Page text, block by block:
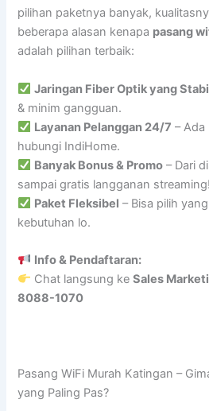
pilihan paketnya banyak,
beberapa alasan kenapa pasang
adalah pilihan terbaik:
Jaringan Fiber Optik yang
& minim gangguan.
Layanan Pelanggan 24/7 – Ada
hubungi IndiHome.
Banyak Bonus & Promo – Dari
sampai gratis langganan streaming!
Paket Fleksibel – Bisa pilih
kebutuhan lo.
Info & Pendaftaran:
Chat langsung keSales
8088-1070
Pasang WiFi Murah Katingan –
yang Paling Pas?